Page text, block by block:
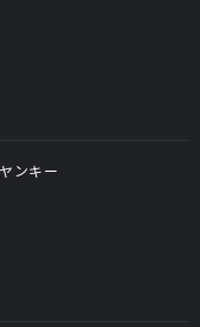
ンキー